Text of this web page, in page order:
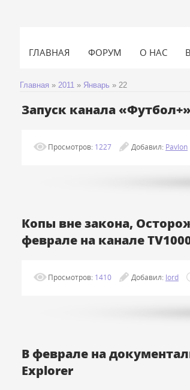
ГЛАВНАЯ ФОРУМ О НАС
Главная » 2011 » Январь » 22
Запуск канала
Просмотров: 1227 Добавил: Pavlon
Копы вне закона,
феврале на канале
Просмотров: 1410 Добавил: lord
В феврале на
Explorer